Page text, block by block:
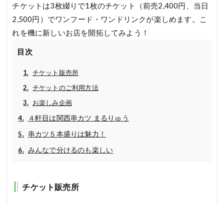
チケットは3枚綴りで1枚のチケット（前売2,400円、当日
2,500円）でワンフード・ワンドリンクが楽しめます。こ
れを機に新しいお店を開拓してみよう！
目次
チケット販売所
チケットのご利用方法
お楽しみ企画
４軒目は関西串カツ まるりゅう
串カツ５本盛りは魅力！
みんなで分けるのも楽しい
チケット販売所